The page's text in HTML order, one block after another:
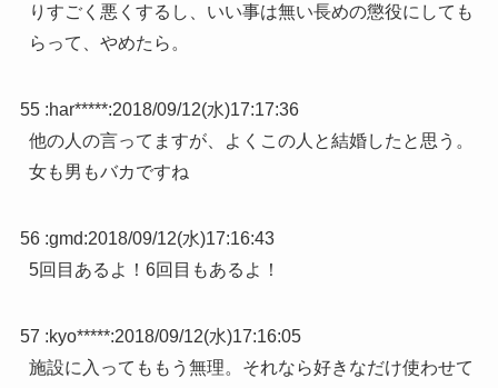
りすごく悪くするし、いい事は無い長めの懲役にしても
らって、やめたら。
55 :har*****:2018/09/12(水)17:17:36
他の人の言ってますが、よくこの人と結婚したと思う。
女も男もバカですね
56 :gmd:2018/09/12(水)17:16:43
5回目あるよ！6回目もあるよ！
57 :kyo*****:2018/09/12(水)17:16:05
施設に入ってももう無理。それなら好きなだけ使わせて